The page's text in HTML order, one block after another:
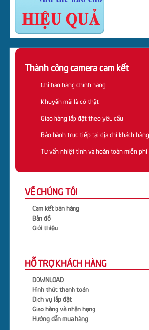
Thành công camera cam kết
Chỉ bán hàng chính hãng
Khuyến mãi là có thật
Giao hàng lắp đặt theo yêu cầu
Bảo hành trực tiếp tại địa chỉ khách hàng
Tư vấn nhiệt tình và hoàn toàn miễn phí
VỀ CHÚNG TÔI
Cam kết bán hàng
Bản đồ
Giới thiệu
HỖ TRỢ KHÁCH HÀNG
DOWNLOAD
Hình thức thanh toán
Dịch vụ lắp đặt
Giao hàng và nhận hạng
Hướng dẫn mua hàng